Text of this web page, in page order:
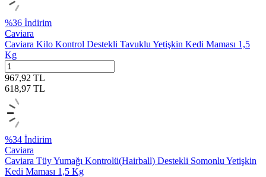
%36 İndirim
Caviara
Caviara Kilo Kontrol Destekli Tavuklu Yetişkin Kedi Maması 1,5
Kg
967,92 TL
618,97 TL
%34 İndirim
Caviara
Caviara Tüy Yumağı Kontrolü(Hairball) Destekli Somonlu Yetişkin
Kedi Maması 1,5 Kg